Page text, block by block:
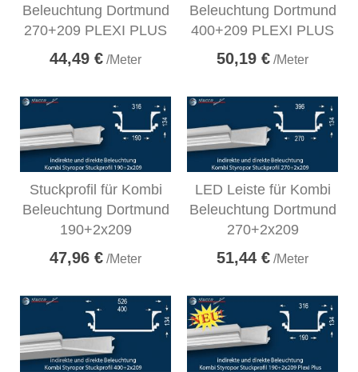
Beleuchtung Dortmund
270+209 PLEXI PLUS
44,49 € /Meter
Beleuchtung Dortmund
400+209 PLEXI PLUS
50,19 € /Meter
Stuckprofil für Kombi
Beleuchtung Dortmund
190+2x209
47,96 € /Meter
LED Leiste für Kombi
Beleuchtung Dortmund
270+2x209
51,44 € /Meter